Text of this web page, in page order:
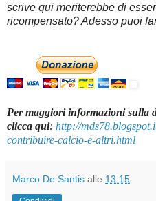
scrive qui meriterebbe di
ricompensato? Adesso puoi
Per maggiori informazioni sulla
clicca qui: http://
contribuire-calcio-e-altri.html
Marco De Santis alle 13:15